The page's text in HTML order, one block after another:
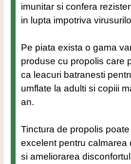
imunitar si confera
in lupta impotriva
Pe piata exista o gama
produse cu propolis care
ca leacuri batranesti
umflate la adulti si copiii
an.
Tinctura de propolis
excelent pentru calmarea
si ameliorarea